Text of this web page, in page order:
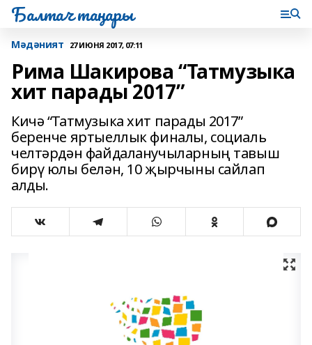
Балтач таңнары
Мәдәният 27 ИЮНЯ 2017, 07:11
Рима Шакирова “Татмузыка
хит парады 2017”
Кичә “Татмузыка хит парады 2017”
беренче яртыеллык финалы, социаль
челтәрдән файдаланучыларның тавыш
бирү юлы белән, 10 җырчыны сайлап
алды.